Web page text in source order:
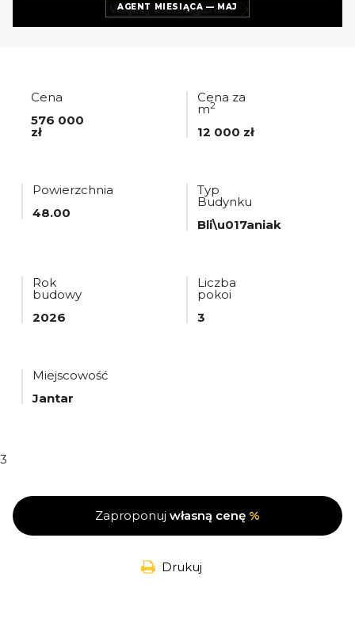
AGENT MIESIĄCA — MAJ
Więcej ofertagenta
Cena
576 000
zł
Cena za
m2
12 000 zł
Powierzchnia
48.00
Typ
Budynku
Bli\u017aniak
Rok
budowy
2026
Liczba
pokoi
3
Miejscowość
Jantar
3
Zaproponuj własną cenę %
Drukuj